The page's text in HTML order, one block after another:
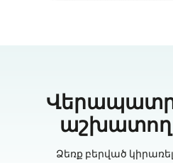
աշխատող
Ձեռք բերված